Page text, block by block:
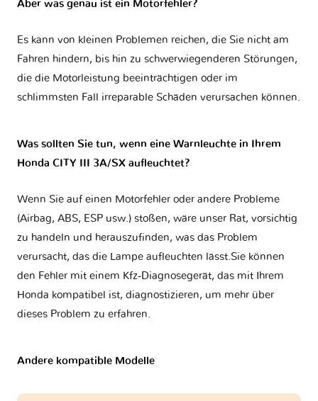
Aber was genau ist ein Motorfehler?
Es kann von kleinen Problemen reichen, die Sie nicht am
Fahren hindern, bis hin zu schwerwiegenderen Störungen,
die die Motorleistung beeinträchtigen oder im
schlimmsten Fall irreparable Schäden verursachen können.
Was sollten Sie tun, wenn eine Warnleuchte in Ihrem
Honda CITY III 3A/SX aufleuchtet?
Wenn Sie auf einen Motorfehler oder andere Probleme
(Airbag, ABS, ESP usw.) stoßen, wäre unser Rat, vorsichtig
zu handeln und herauszufinden, was das Problem
verursacht, das die Lampe aufleuchten lässt.Sie können
den Fehler mit einem Kfz-Diagnosegerät, das mit Ihrem
Honda kompatibel ist, diagnostizieren, um mehr über
dieses Problem zu erfahren.
Andere kompatible Modelle